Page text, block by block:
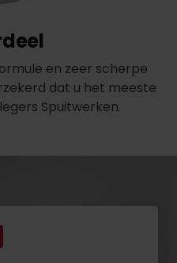
en zeer scherpe
dat u het meeste
Spuitwerken.